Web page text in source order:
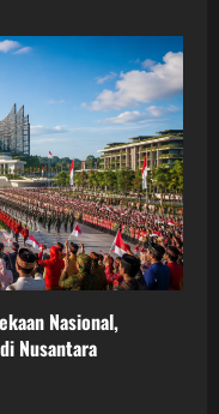
Nasional,
Nusantara